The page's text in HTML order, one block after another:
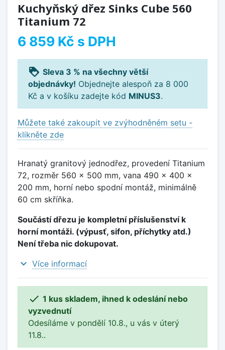
Kuchyňský dřez Sinks Cube 560
Titanium 72
6 859 Kč s DPH
loyalty Sleva 3 % na všechny větší
objednávky! Objednejte alespoň za 8 000
Kč a v košíku zadejte kód MINUS3.
Můžete také zakoupit ve zvýhodněném setu -
klikněte zde
Hranatý granitový jednodřez, provedení Titanium
72, rozměr 560 x 500 mm, vana 490 x 400 x
200 mm, horní nebo spodní montáž, minimálně
60 cm skříňka.
Součástí dřezu je kompletní příslušenství k
horní montáži. (výpusť, sifon, příchytky atd.)
Není třeba nic dokupovat.
expand_more Více informací
 1 kus skladem, ihned k odeslání nebo
vyzvednutí
Odesíláme v pondělí 10.8., u vás v úterý
11.8..